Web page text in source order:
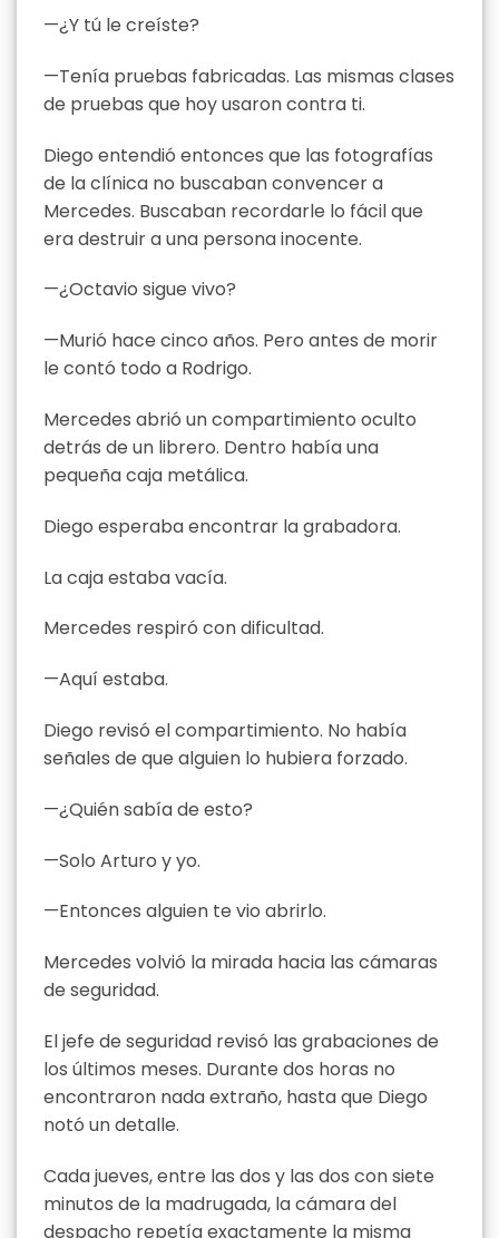
—¿Y tú le creíste?
—Tenía pruebas fabricadas. Las mismas clases
de pruebas que hoy usaron contra ti.
Diego entendió entonces que las fotografías
de la clínica no buscaban convencer a
Mercedes. Buscaban recordarle lo fácil que
era destruir a una persona inocente.
—¿Octavio sigue vivo?
—Murió hace cinco años. Pero antes de morir
le contó todo a Rodrigo.
Mercedes abrió un compartimiento oculto
detrás de un librero. Dentro había una
pequeña caja metálica.
Diego esperaba encontrar la grabadora.
La caja estaba vacía.
Mercedes respiró con dificultad.
—Aquí estaba.
Diego revisó el compartimiento. No había
señales de que alguien lo hubiera forzado.
—¿Quién sabía de esto?
—Solo Arturo y yo.
—Entonces alguien te vio abrirlo.
Mercedes volvió la mirada hacia las cámaras
de seguridad.
El jefe de seguridad revisó las grabaciones de
los últimos meses. Durante dos horas no
encontraron nada extraño, hasta que Diego
notó un detalle.
Cada jueves, entre las dos y las dos con siete
minutos de la madrugada, la cámara del
despacho repetía exactamente la misma